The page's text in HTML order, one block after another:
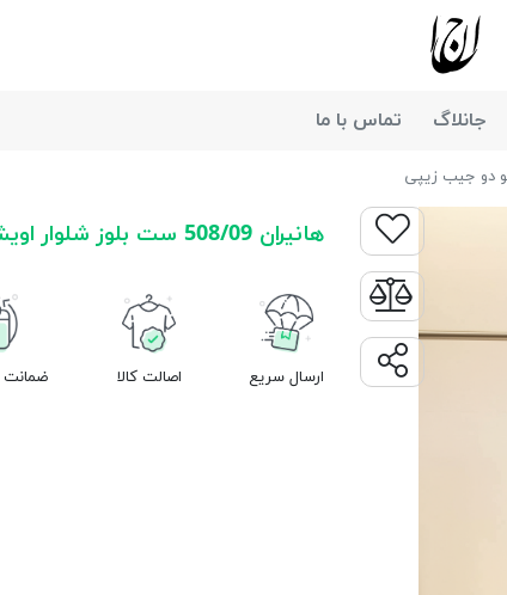
جانلاگ تماس با ما
هانیران 508/09 ست بلوز شلوار اویشو دو جیب زیپی
ارسال سریع اصالت کالا ضمانت